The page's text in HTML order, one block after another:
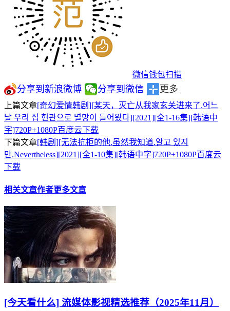
微信钱包扫描
分享到新浪微博 分享到微信 更多
上篇文章[奇幻爱情韩剧][某天，灭亡从我家玄关进来了.어느
날 우리 집 현관으로 멸망이 들어왔다][2021][全1-16集][韩语中
字]720P+1080P百度云下载
下篇文章[韩剧][无法抗拒的他.虽然我知道.알고 있지
만.Nevertheless][2021][全1-10集][韩语中字]720P+1080P百度云
下载
相关文章作者更多文章
[今天看什么] 流媒体影视精选推荐（2025年11月）